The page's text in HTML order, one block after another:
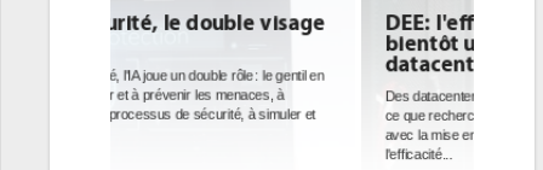
DEE: l'efficacité énergétique
bientôt une obligation pour les
datacenters
Des datacenters plus durables et plus efficaces, c'est
ce que recherchent les pouvoirs publics européens
avec la mise en oeuvre de la nouvelle Directive sur